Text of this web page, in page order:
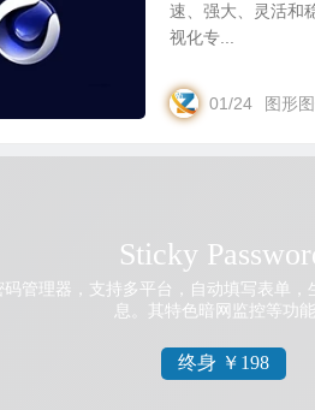
速、强大、灵活和
视化专...
01/24 图形